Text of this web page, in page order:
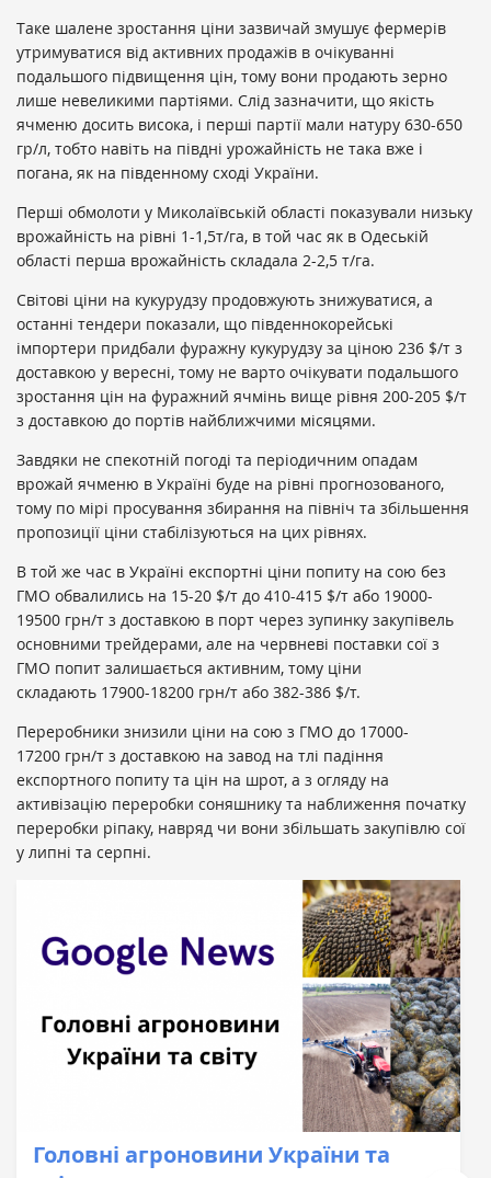
Таке шалене зростання ціни зазвичай змушує фермерів
утримуватися від активних продажів в очікуванні
подальшого підвищення цін, тому вони продають зерно
лише невеликими партіями. Слід зазначити, що якість
ячменю досить висока, і перші партії мали натуру 630-650
гр/л, тобто навіть на півдні урожайність не така вже і
погана, як на південному сході України.
Перші обмолоти у Миколаївській області показували низьку
врожайність на рівні 1-1,5т/га, в той час як в Одеській
області перша врожайність складала 2-2,5 т/га.
Світові ціни на кукурудзу продовжують знижуватися, а
останні тендери показали, що південнокорейські
імпортери придбали фуражну кукурудзу за ціною 236 $/т з
доставкою у вересні, тому не варто очікувати подальшого
зростання цін на фуражний ячмінь вище рівня 200-205 $/т
з доставкою до портів найближчими місяцями.
Завдяки не спекотній погоді та періодичним опадам
врожай ячменю в Україні буде на рівні прогнозованого,
тому по мірі просування збирання на північ та збільшення
пропозиції ціни стабілізуються на цих рівнях.
В той же час в Україні експортні ціни попиту на сою без
ГМО обвалились на 15-20 $/т до 410-415 $/т або 19000-
19500 грн/т з доставкою в порт через зупинку закупівель
основними трейдерами, але на червневі поставки сої з
ГМО попит залишається активним, тому ціни
складають 17900-18200 грн/т або 382-386 $/т.
Переробники знизили ціни на сою з ГМО до 17000-
17200 грн/т з доставкою на завод на тлі падіння
експортного попиту та цін на шрот, а з огляду на
активізацію переробки соняшнику та наближення початку
переробки ріпаку, навряд чи вони збільшать закупівлю сої
у липні та серпні.
Головні агроновини України та